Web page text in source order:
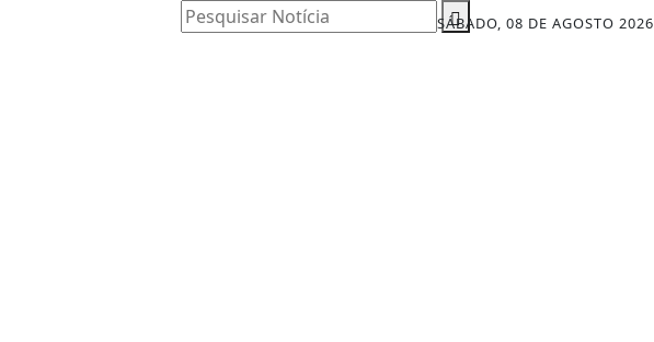
SÁBADO, 08 DE AGOSTO 2026
Pesquisar Notícia